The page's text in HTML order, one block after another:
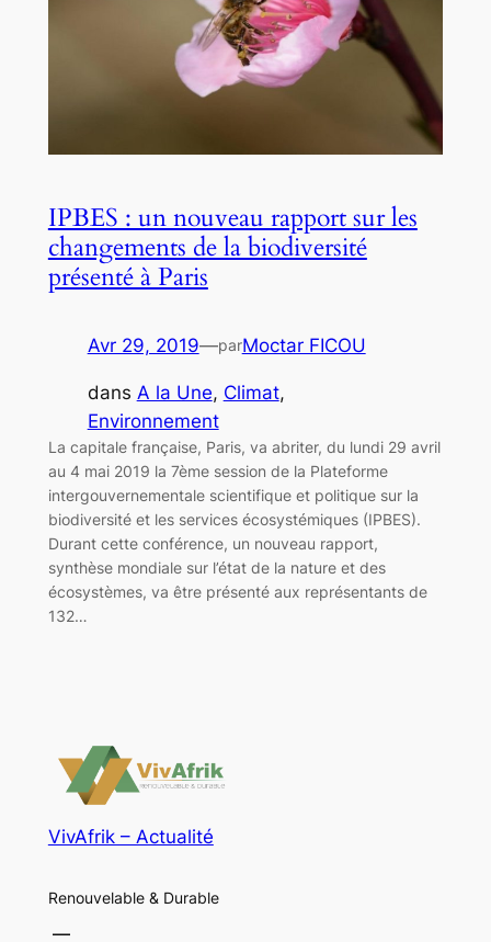
IPBES : un nouveau rapport sur les
changements de la biodiversité
présenté à Paris
Avr 29, 2019—parMoctar FICOU
dans A la Une, Climat
Environnement
La capitale française, Paris, va abriter, du lundi 29 avril
au 4 mai 2019 la 7ème session de la Plateforme
intergouvernementale scientifique et politique sur la
biodiversité et les services écosystémiques (IPBES).
Durant cette conférence, un nouveau rapport,
synthèse mondiale sur l’état de la nature et des
écosystèmes, va être présenté aux représentants de
132…
VivAfrik – Actualité
Renouvelable & Durable